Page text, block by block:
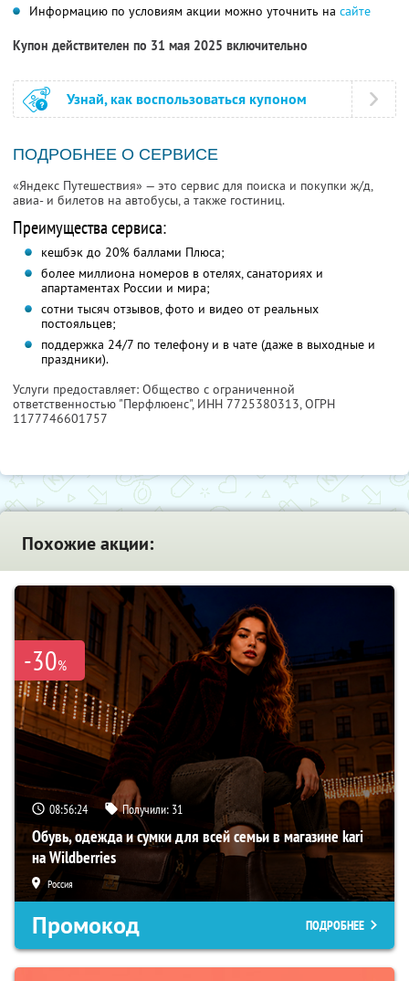
Информацию по условиям акции можно уточнить на сайте
Купон действителен по 31 мая 2025 включительно
Узнай, как воспользоваться купоном
ПОДРОБНЕЕ О СЕРВИСЕ
«Яндекс Путешествия» — это сервис для поиска и покупки ж/д,
авиа- и билетов на автобусы, а также гостиниц.
Преимущества сервиса:
кешбэк до 20% баллами Плюса;
более миллиона номеров в отелях, санаториях и
апартаментах России и мира;
сотни тысяч отзывов, фото и видео от реальных
постояльцев;
поддержка 24/7 по телефону и в чате (даже в выходные и
праздники).
Услуги предоставляет: Общество с ограниченной
ответственностью "Перфлюенс", ИНН 7725380313, ОГРН
1177746601757
Похожие акции:
-30%
08:56:23 Получили: 31
Обувь, одежда и сумки для всей семьи в магазине kari
на Wildberries
Россия
Промокод ПОДРОБНЕЕ